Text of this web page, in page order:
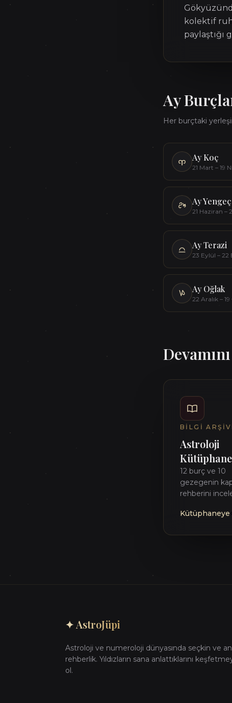
kolektif
paylaştığı
Ay
Her burçtaki
Ay Koç
21 Mart – 19
AyYengeç
21 Haziran –
AyTerazi
23 Eylül – 22
Ay Oğlak
22 Aralık –
BILGI
Astroloji
12 burç ve 10
gezegenin
rehberini
Kütüphaneye
✦ AstroJüpi
Astroloji ve numeroloji dünyasında seçkin ve
rehberlik. Yıldızların sana anlattıklarını
ol.